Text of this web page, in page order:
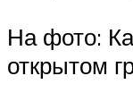
На фото:
открытом